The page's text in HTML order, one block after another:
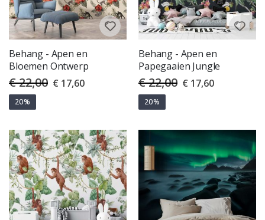
Behang - Apen en
Bloemen Ontwerp
€ 22,00 Special
Price
€ 17,60
20%
Behang - Apen en
Papegaaien Jungle
€ 22,00 Special
Price
€ 17,60
20%